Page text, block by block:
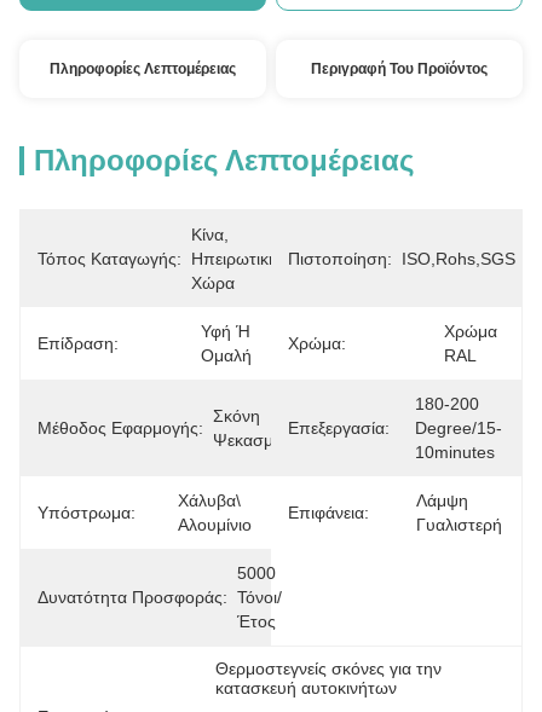
Πληροφορίες Λεπτομέρειας Περιγραφή Του Προϊόντος
Πληροφορίες Λεπτομέρειας
Τόπος Καταγωγής:
Κίνα,
Ηπειρωτική
Χώρα
Πιστοποίηση: ISO,Rohs,SGS
Επίδραση:
Υφή Ή
Ομαλή
Χρώμα:
Χρώμα
RAL
Μέθοδος Εφαρμογής:
Σκόνη
Ψεκασμού
Επεξεργασία:
180-200
Degree/15-
10minutes
Υπόστρωμα:
Χάλυβα\
Αλουμίνιο
Επιφάνεια:
Λάμψη
Γυαλιστερή
Δυνατότητα Προσφοράς:
5000
Τόνοι/
Έτος
Θερμοστεγνείς σκόνες για την
κατασκευή αυτοκινήτων